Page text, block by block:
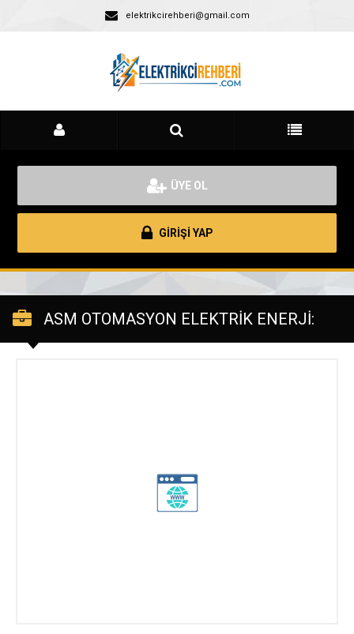
elektrikcirehberi@gmail.com
ÜYE OL
GİRİŞİ YAP
ASM OTOMASYON ELEKTRİK ENERJİ: